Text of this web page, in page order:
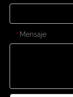
* Mensaje